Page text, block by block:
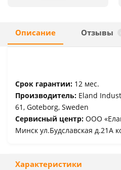
Описание Отзывы
Срок гарантии: 12 мес.
Производитель: Eland
61, Goteborg, Sweden
Сервисный центр: ООО
Минск ул.Будславская д.21А
Характеристики